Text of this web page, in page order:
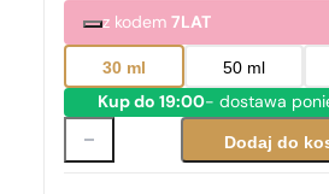
z kodem7LAT
30 ml 50 ml
Kup do 19:00- dostawa
Dodaj do